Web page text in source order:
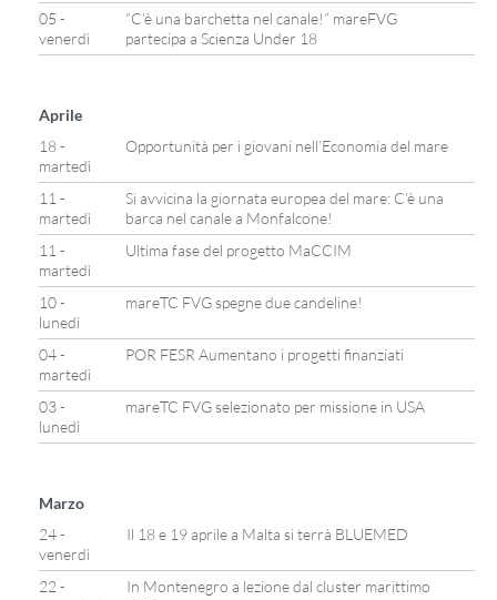
05 -
venerdì
“C’è una barchetta nel canale!” mareFVG
partecipa a Scienza Under 18
Aprile
18 -
martedì
Opportunità per i giovani nell’Economia del mare
11 -
martedì
Si avvicina la giornata europea del mare: C’è una
barca nel canale a Monfalcone!
11 -
martedì
Ultima fase del progetto MaCCIM
10 -
lunedì
mareTC FVG spegne due candeline!
04 -
martedì
POR FESR Aumentano i progetti finanziati
03 -
lunedì
mareTC FVG selezionato per missione in USA
Marzo
24 -
venerdì
Il 18 e 19 aprile a Malta si terrà BLUEMED
22 -
In Montenegro a lezione dal cluster marittimo